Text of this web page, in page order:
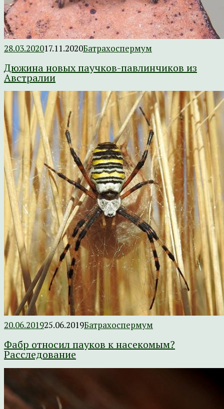
28.03.202017.11.2020Батрахоспермум
Дюжина новых паучков-павлинчиков из
Австралии
20.06.201925.06.2019Батрахоспермум
Фабр относил пауков к насекомым?
Расследование